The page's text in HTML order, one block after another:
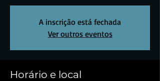
A inscrição está fechada
Ver outros eventos
Horário e local